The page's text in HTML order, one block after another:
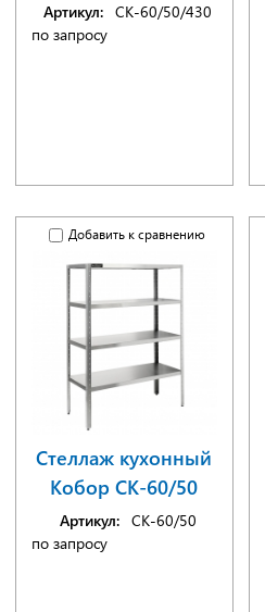
Артикул: СК-60/50/430
по запросу
Добавить к сравнению
Стеллаж кухонный
Кобор СК-60/50
Артикул: СК-60/50
по запросу